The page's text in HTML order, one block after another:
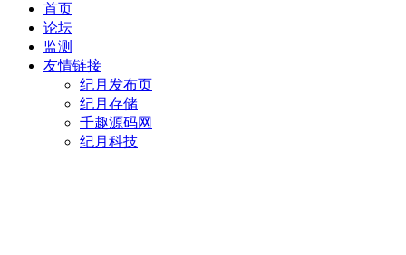
首页
论坛
监测
友情链接
纪月发布页
纪月存储
千趣源码网
纪月科技